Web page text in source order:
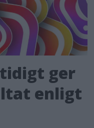
ger
enligt